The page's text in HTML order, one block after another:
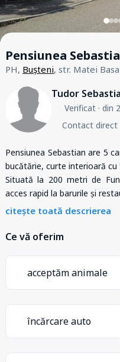
Pensiunea
PH, Bușteni, str. Matei
Tudor
Verificat· din
Contact direct
Pensiunea Sebastian are 5
bucătărie, curte interioară
Situată la 200 metri de
acces rapid la barurile și
citește toată descrierea
Ce vă oferim
acceptăm animale
încărcare auto